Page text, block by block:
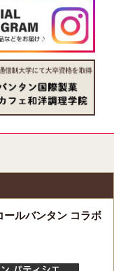
ールバンタン コラボ